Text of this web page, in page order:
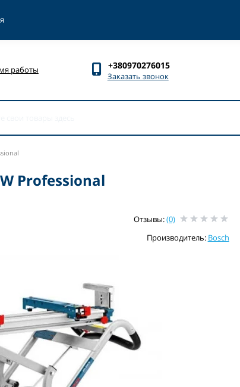
работы +380970276015
Заказать звонок
Professional
Отзывы:(0)
Производитель: Bosch